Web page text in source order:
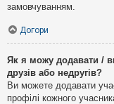
замовчуванням.
Догори
Як я можу додавати /
друзів або недругів?
Ви можете додавати
профілі кожного